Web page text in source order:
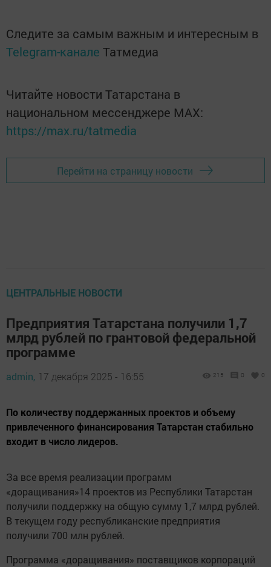
Следите за самым важным и интересным в
Telegram-канале Татмедиа
Читайте новости Татарстана в
национальном мессенджере MАХ:
https://max.ru/tatmedia
Перейти на страницу новости
ЦЕНТРАЛЬНЫЕ НОВОСТИ
Предприятия Татарстана получили 1,7
млрд рублей по грантовой федеральной
программе
admin, 17 декабря 2025 - 16:55 215 0 0
По количеству поддержанных проектов и объему
привлеченного финансирования Татарстан стабильно
входит в число лидеров.
За все время реализации программ
«доращивания»14 проектов из Республики Татарстан
получили поддержку на общую сумму 1,7 млрд рублей.
В текущем году республиканские предприятия
получили 700 млн рублей.
Программа «доращивания» поставщиков корпораций